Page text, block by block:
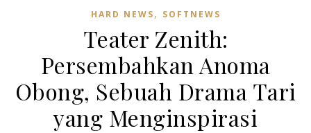
HARD NEWS, SOFTNEWS
Teater Zenith:
Persembahkan Anoma
Obong, Sebuah Drama Tari
yang Menginspirasi